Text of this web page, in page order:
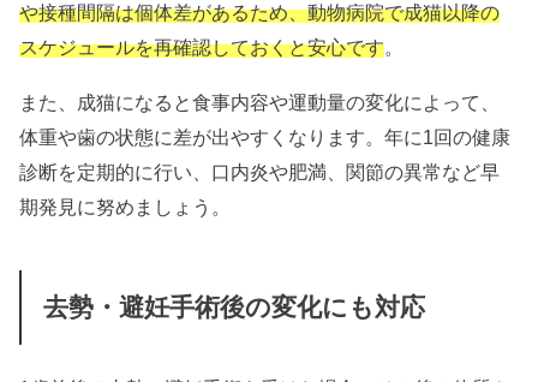
や接種間隔は個体差があるため、動物病院で成猫以降の
スケジュールを再確認しておくと安心です。
また、成猫になると食事内容や運動量の変化によって、
体重や歯の状態に差が出やすくなります。年に1回の健康
診断を定期的に行い、口内炎や肥満、関節の異常など早
期発見に努めましょう。
去勢・避妊手術後の変化にも対応